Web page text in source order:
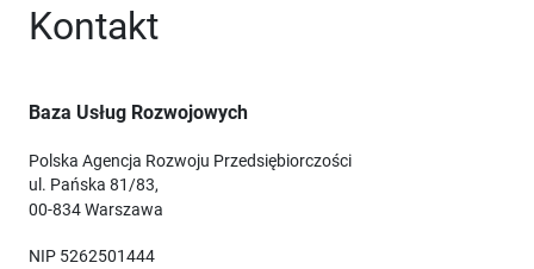
Kontakt
Baza Usług Rozwojowych
Polska Agencja Rozwoju Przedsiębiorczości
ul. Pańska 81/83,
00-834 Warszawa
NIP 5262501444